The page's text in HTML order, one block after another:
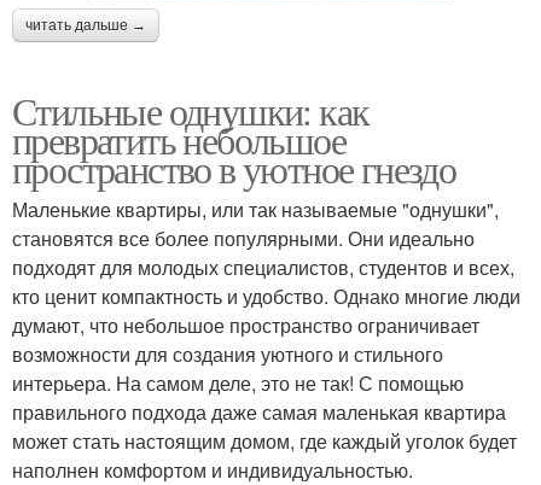
читать дальше →
Стильные однушки: как
превратить небольшое
пространство в уютное гнездо
Маленькие квартиры, или так называемые "однушки",
становятся все более популярными. Они идеально
подходят для молодых специалистов, студентов и всех,
кто ценит компактность и удобство. Однако многие люди
думают, что небольшое пространство ограничивает
возможности для создания уютного и стильного
интерьера. На самом деле, это не так! С помощью
правильного подхода даже самая маленькая квартира
может стать настоящим домом, где каждый уголок будет
наполнен комфортом и индивидуальностью.